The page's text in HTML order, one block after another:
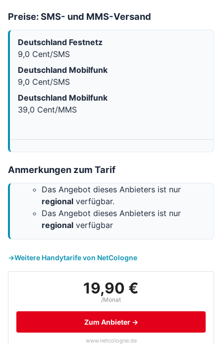
Preise: SMS- und MMS-Versand
Deutschland Festnetz
9,0 Cent/SMS
Deutschland Mobilfunk
9,0 Cent/SMS
Deutschland Mobilfunk
39,0 Cent/MMS
Anmerkungen zum Tarif
Das Angebot dieses Anbieters ist nur
regional verfügbar.
Das Angebot dieses Anbieters ist nur
regional verfügbar
Weitere Handytarife von NetCologne
19,90 €
/Monat
Zum Anbieter →
www.netcologne.de